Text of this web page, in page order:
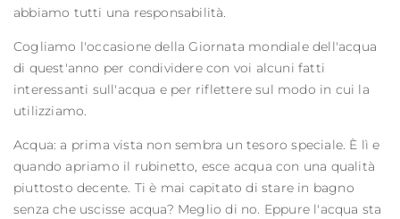
abbiamo tutti una responsabilità.
Cogliamo l'occasione della Giornata mondiale dell'acqua
di quest'anno per condividere con voi alcuni fatti
interessanti sull'acqua e per riflettere sul modo in cui la
utilizziamo.
Acqua: a prima vista non sembra un tesoro speciale. È lì e
quando apriamo il rubinetto, esce acqua con una qualità
piuttosto decente. Ti è mai capitato di stare in bagno
senza che uscisse acqua? Meglio di no. Eppure l'acqua sta